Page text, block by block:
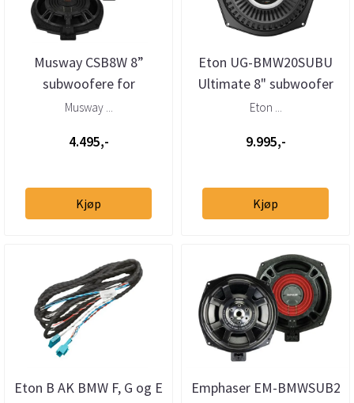
Musway CSB8W 8”
subwoofere for
BMW/Mini (par)
Musway ...
4.495,-
Kjøp
Eton UG-BMW20SUBU
Ultimate 8" subwoofer
BMW (stk)
Eton ...
9.995,-
Kjøp
Eton B AK BMW F, G og E
Emphaser EM-BMWSUB2